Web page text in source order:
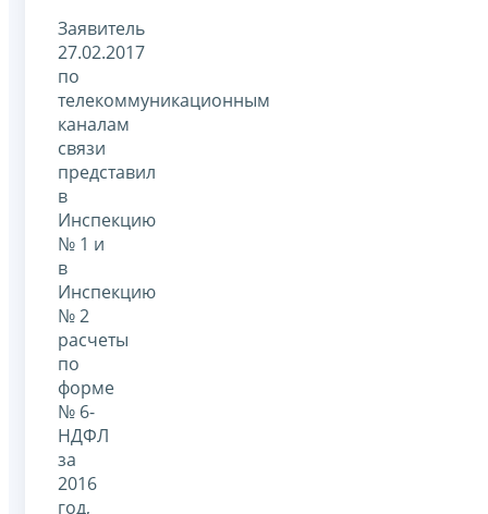
Заявитель
27.02.2017
по
телекоммуникационным
каналам
связи
представил
в
Инспекцию
№ 1 и
в
Инспекцию
№ 2
расчеты
по
форме
№ 6-
НДФЛ
за
2016
год,